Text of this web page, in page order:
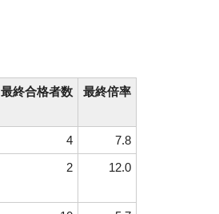
最終合格者数 最終倍率
4
7.8
2 12.0